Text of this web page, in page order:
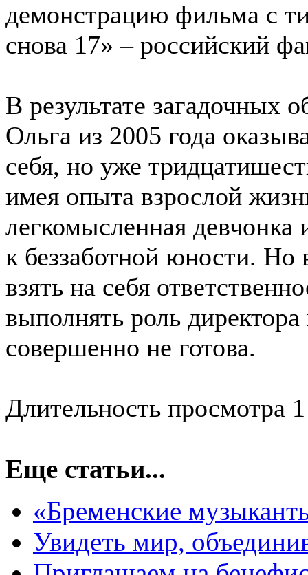
демонстрацию фильма с
снова 17» – российский
В результате загадочных
Ольга из 2005 года
себя, но уже
имея опыта взрослой
легкомысленная девчонка
к беззаботной юности.
взять на себя
выполнять роль
совершенно не готова.
Длительность просмотра
Еще статьи...
«Бременские
Увидеть мир,